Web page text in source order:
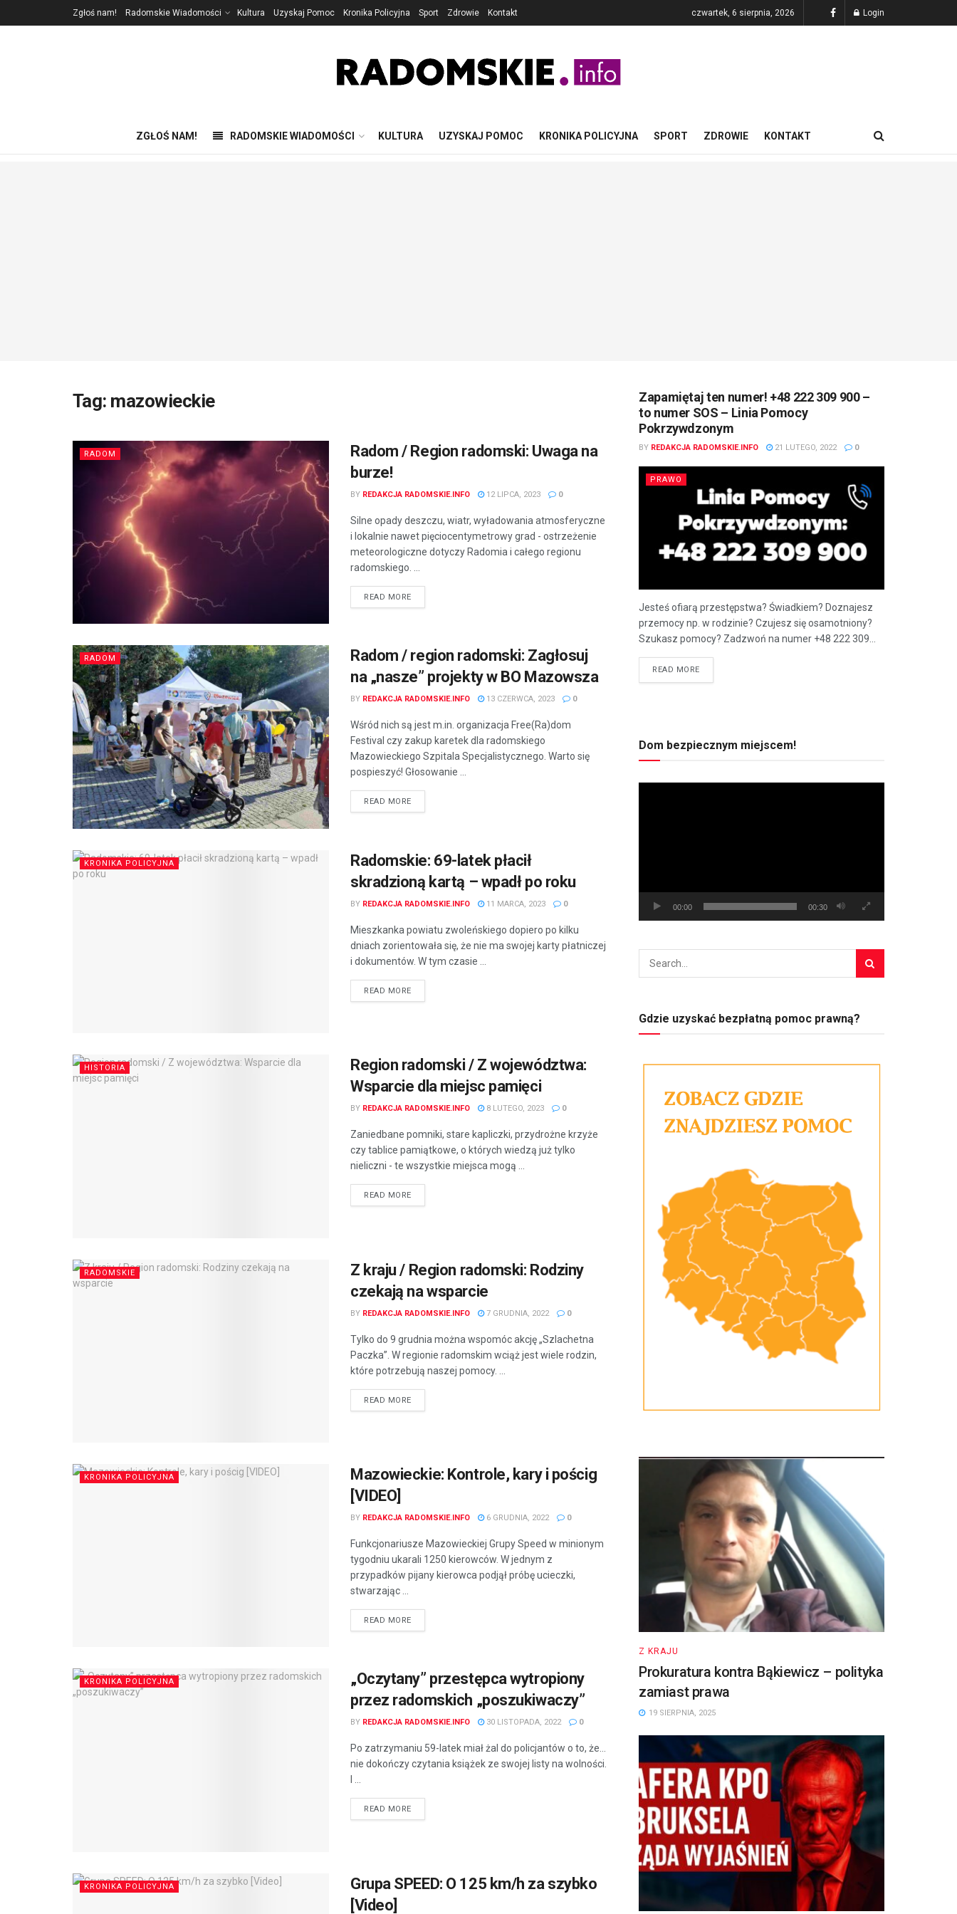
Zgłoś nam! Radomskie Wiadomości Kultura Uzyskaj Pomoc Kronika Policyjna Sport Zdrowie Kontakt czwartek, 6 sierpnia, 2026 Login
ZGŁOŚ NAM! RADOMSKIE WIADOMOŚCI KULTURA UZYSKAJ POMOC KRONIKA POLICYJNA SPORT ZDROWIE KONTAKT
Tag: mazowieckie
RADOM
Radom / Region radomski: Uwaga na
burze!
BY REDAKCJA RADOMSKIE.INFO 12 LIPCA, 2023 0
Silne opady deszczu, wiatr, wyładowania atmosferyczne
i lokalnie nawet pięciocentymetrowy grad - ostrzeżenie
meteorologiczne dotyczy Radomia i całego regionu
radomskiego. ...
READ MORE
RADOM
Radom / region radomski: Zagłosuj
na „nasze” projekty w BO Mazowsza
BY REDAKCJA RADOMSKIE.INFO 13 CZERWCA, 2023 0
Wśród nich są jest m.in. organizacja Free(Ra)dom
Festival czy zakup karetek dla radomskiego
Mazowieckiego Szpitala Specjalistycznego. Warto się
pospieszyć! Głosowanie ...
READ MORE
KRONIKA POLICYJNA
Radomskie: 69-latek płacił
skradzioną kartą – wpadł po roku
BY REDAKCJA RADOMSKIE.INFO 11 MARCA, 2023 0
Mieszkanka powiatu zwoleńskiego dopiero po kilku
dniach zorientowała się, że nie ma swojej karty płatniczej
i dokumentów. W tym czasie ...
READ MORE
HISTORIA
Region radomski / Z województwa:
Wsparcie dla miejsc pamięci
BY REDAKCJA RADOMSKIE.INFO 8 LUTEGO, 2023 0
Zaniedbane pomniki, stare kapliczki, przydrożne krzyże
czy tablice pamiątkowe, o których wiedzą już tylko
nieliczni - te wszystkie miejsca mogą ...
READ MORE
RADOMSKIE
Z kraju / Region radomski: Rodziny
czekają na wsparcie
BY REDAKCJA RADOMSKIE.INFO 7 GRUDNIA, 2022 0
Tylko do 9 grudnia można wspomóc akcję „Szlachetna
Paczka”. W regionie radomskim wciąż jest wiele rodzin,
które potrzebują naszej pomocy. ...
READ MORE
KRONIKA POLICYJNA
Mazowieckie: Kontrole, kary i pościg
[VIDEO]
BY REDAKCJA RADOMSKIE.INFO 6 GRUDNIA, 2022 0
Funkcjonariusze Mazowieckiej Grupy Speed w minionym
tygodniu ukarali 1250 kierowców. W jednym z
przypadków pijany kierowca podjął próbę ucieczki,
stwarzając ...
READ MORE
KRONIKA POLICYJNA
„Oczytany” przestępca wytropiony
przez radomskich „poszukiwaczy”
BY REDAKCJA RADOMSKIE.INFO 30 LISTOPADA, 2022 0
Po zatrzymaniu 59-latek miał żal do policjantów o to, że...
nie dokończy czytania książek ze swojej listy na wolności.
I ...
READ MORE
KRONIKA POLICYJNA
Grupa SPEED: O 125 km/h za szybko
[Video]
Zapamiętaj ten numer! +48 222 309 900 –
to numer SOS – Linia Pomocy
Pokrzywdzonym
BY REDAKCJA RADOMSKIE.INFO 21 LUTEGO, 2022 0
PRAWO
Jesteś ofiarą przestępstwa? Świadkiem? Doznajesz
przemocy np. w rodzinie? Czujesz się osamotniony?
Szukasz pomocy? Zadzwoń na numer +48 222 309...
READ MORE
Dom bezpiecznym miejscem!
00:00 00:30
Gdzie uzyskać bezpłatną pomoc prawną?
Z KRAJU
Prokuratura kontra Bąkiewicz – polityka
zamiast prawa
19 SIERPNIA, 2025